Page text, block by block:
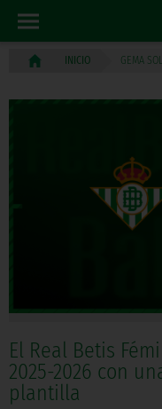
INICIO GEMA
El Real Betis
2025-2026 con
plantilla